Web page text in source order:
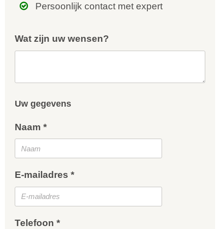
Persoonlijk contact met expert
Wat zijn uw wensen?
Uw gegevens
Naam *
E-mailadres *
Telefoon *